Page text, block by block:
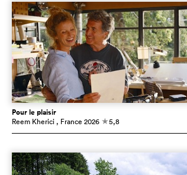
Pour le plaisir
Reem Kherici , France 2026 c5,8